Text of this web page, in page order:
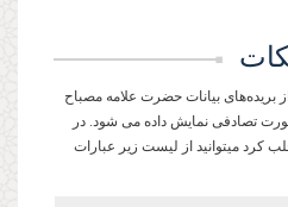
بیانات حضرت علامه مصباح
تصادفی نمایش داده می شود. در
کرد میتوانید از لیست زیر عبارات